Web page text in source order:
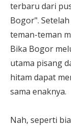
terbaru dari
Bogor".
teman-teman
Bika Bogor
utama pisang
hitam dapat
sama enaknya.
Nah, seperti